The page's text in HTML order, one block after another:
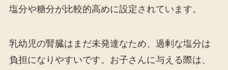
塩分や糖分が比較的高めに設定されています。
乳幼児の腎臓はまだ未発達なため、過剰な塩分は
負担になりやすいです。お子さんに与える際は、